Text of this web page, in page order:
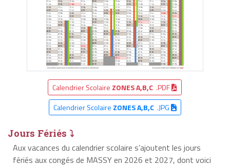
Calendrier Scolaire ZONES A,B,C .PDF
Calendrier Scolaire ZONES A,B,C.JPG
Jours Fériés ⤵
Aux vacances du calendrier scolaire s’ajoutent les jours
fériés aux congés de MASSY en 2026 et 2027, dont voici